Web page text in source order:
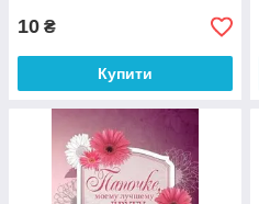
10 ₴
Купити